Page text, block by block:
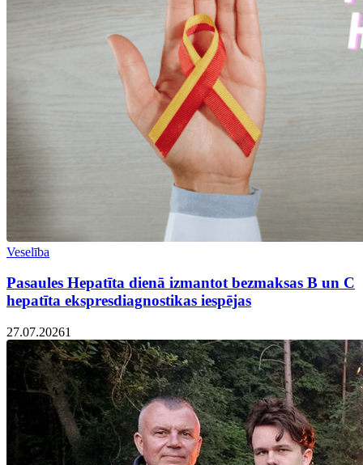
Veselība
Pasaules Hepatīta dienā izmantot bezmaksas B un C
hepatīta ekspresdiagnostikas iespējas
27.07.20261